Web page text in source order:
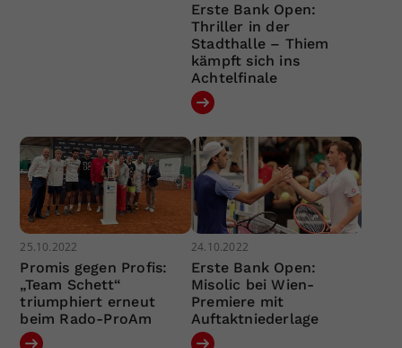
Erste Bank Open:
Thriller in der
Stadthalle – Thiem
kämpft sich ins
Achtelfinale
25.10.2022
Promis gegen Profis:
„Team Schett“
triumphiert erneut
beim Rado-ProAm
24.10.2022
Erste Bank Open:
Misolic bei Wien-
Premiere mit
Auftaktniederlage